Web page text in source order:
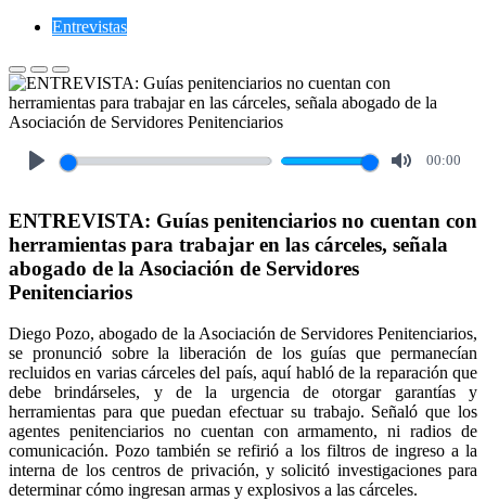
Entrevistas
00:00
ENTREVISTA: Guías penitenciarios no cuentan con
herramientas para trabajar en las cárceles, señala
abogado de la Asociación de Servidores
Penitenciarios
Diego Pozo, abogado de la Asociación de Servidores Penitenciarios,
se pronunció sobre la liberación de los guías que permanecían
recluidos en varias cárceles del país, aquí habló de la reparación que
debe brindárseles, y de la urgencia de otorgar garantías y
herramientas para que puedan efectuar su trabajo. Señaló que los
agentes penitenciarios no cuentan con armamento, ni radios de
comunicación. Pozo también se refirió a los filtros de ingreso a la
interna de los centros de privación, y solicitó investigaciones para
determinar cómo ingresan armas y explosivos a las cárceles.